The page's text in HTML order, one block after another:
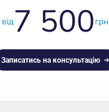
від7 500грн
Записатись на консультацію